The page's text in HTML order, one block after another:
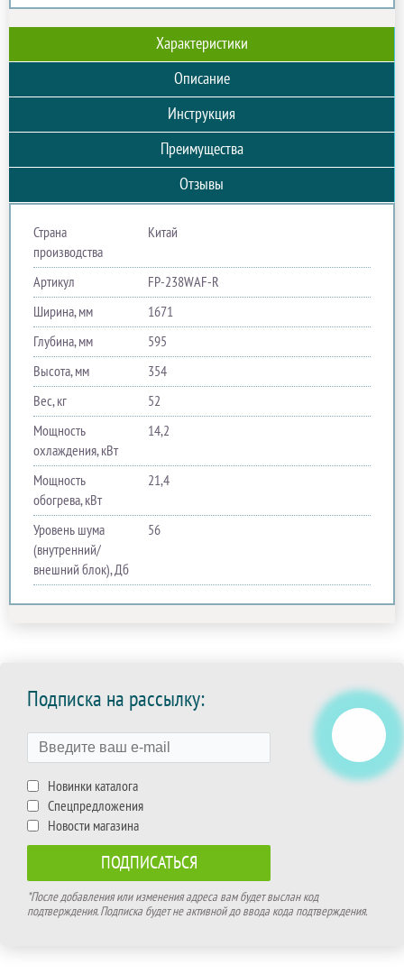
Характеристики
Описание
Инструкция
Преимущества
Отзывы
Страна
производства
Китай
Артикул
FP-238WAF-R
Ширина, мм
1671
Глубина, мм
595
Высота, мм
354
Вес, кг
52
Мощность
охлаждения, кВт
14,2
Мощность
обогрева, кВт
21,4
Уровень шума
(внутренний/
внешний блок), Дб
56
Подписка на рассылку:
Новинки каталога
Спецпредложения
Новости магазина
*После добавления или изменения адреса вам будет выслан код
подтверждения. Подписка будет не активной до ввода кода подтверждения.